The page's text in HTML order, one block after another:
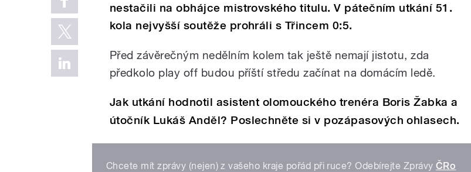
nestačili na obhájce mistrovského titulu. V pátečním utkání 51.
kola nejvyšší soutěže prohráli s Třincem 0:5.
Před závěrečným nedělním kolem tak ještě nemají jistotu, zda
předkolo play off budou příští středu začínat na domácím ledě.
Jak utkání hodnotil asistent olomouckého trenéra Boris Žabka a
útočník Lukáš Anděl? Poslechněte si v pozápasových ohlasech.
Chcete mít zprávy (nejen) z vašeho kraje pořád při ruce? Odebírejte Zprávy ČRo